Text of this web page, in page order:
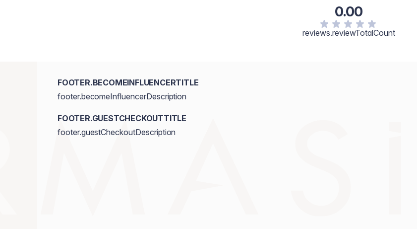
0.00
reviews.reviewTotalCount
FOOTER.BECOMEINFLUENCERTITLE
footer.becomeInfluencerDescription
FOOTER.GUESTCHECKOUTTITLE
footer.guestCheckoutDescription